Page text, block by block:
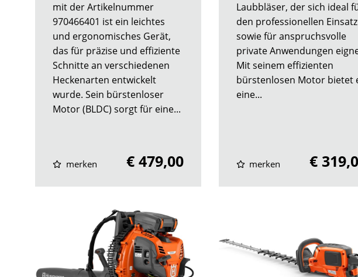
mit der Artikelnummer
970466401 ist ein leichtes
und ergonomisches Gerät,
das für präzise und effiziente
Schnitte an verschiedenen
Heckenarten entwickelt
wurde. Sein bürstenloser
Motor (BLDC) sorgt für eine...
merken € 479,00
Laubbläser, der sich ideal
den professionellen Einsatz
sowie für anspruchsvolle
private Anwendungen
Mit seinem effizienten
bürstenlosen Motor bietet
eine...
merken €